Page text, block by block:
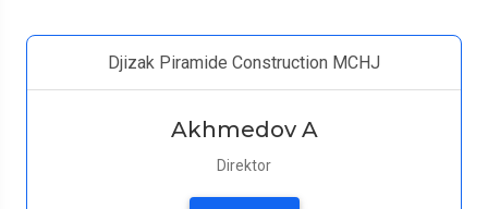
Djizak Piramide Construction MCHJ
Akhmedov A
Direktor